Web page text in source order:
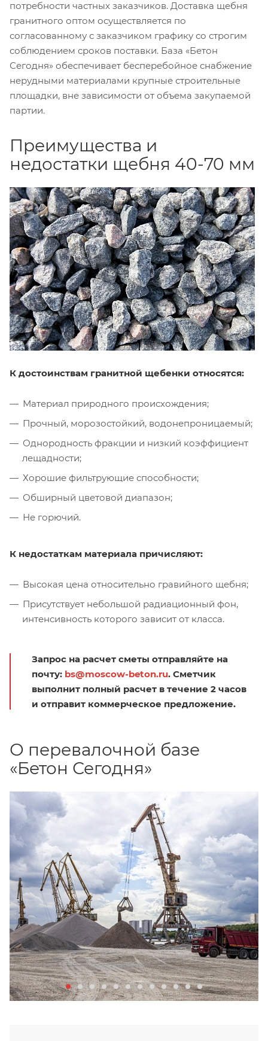
потребности частных заказчиков. Доставка щебня
гранитного оптом осуществляется по
согласованному с заказчиком графику со строгим
соблюдением сроков поставки. База «Бетон
Сегодня» обеспечивает бесперебойное снабжение
нерудными материалами крупные строительные
площадки, вне зависимости от объема закупаемой
партии.
Преимущества и
недостатки щебня 40-70 мм
К достоинствам гранитной щебенки относятся:
Материал природного происхождения;
Прочный, морозостойкий, водонепроницаемый;
Однородность фракции и низкий коэффициент
лещадности;
Хорошие фильтрующие способности;
Обширный цветовой диапазон;
Не горючий.
К недостаткам материала причисляют:
Высокая цена относительно гравийного щебня;
Присутствует небольшой радиационный фон,
интенсивность которого зависит от класса.
Запрос на расчет сметы отправляйте на
почту: bs@moscow-beton.ru. Сметчик
выполнит полный расчет в течение 2 часов
и отправит коммерческое предложение.
О перевалочной базе
«Бетон Сегодня»